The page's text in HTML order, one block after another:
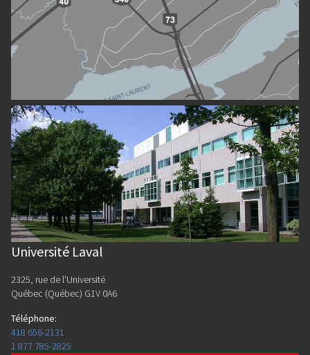
Université Laval
2325, rue de l'Université
Québec (Québec) G1V 0A6
Téléphone:
418 656-2131
1 877 785-2825